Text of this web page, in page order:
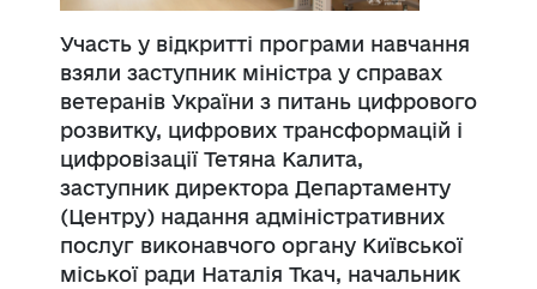
Участь у відкритті програми навчання
взяли заступник міністра у справах
ветеранів України з питань цифрового
розвитку, цифрових трансформацій і
цифровізації Тетяна Калита,
заступник директора Департаменту
(Центру) надання адміністративних
послуг виконавчого органу Київської
міської ради Наталія Ткач, начальник